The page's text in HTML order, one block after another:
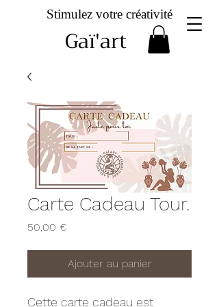
Gaï'art
Stimulez votre créativité
Carte Cadeau Tour.
50,00 €
Ajouter au panier
Cette carte cadeau est